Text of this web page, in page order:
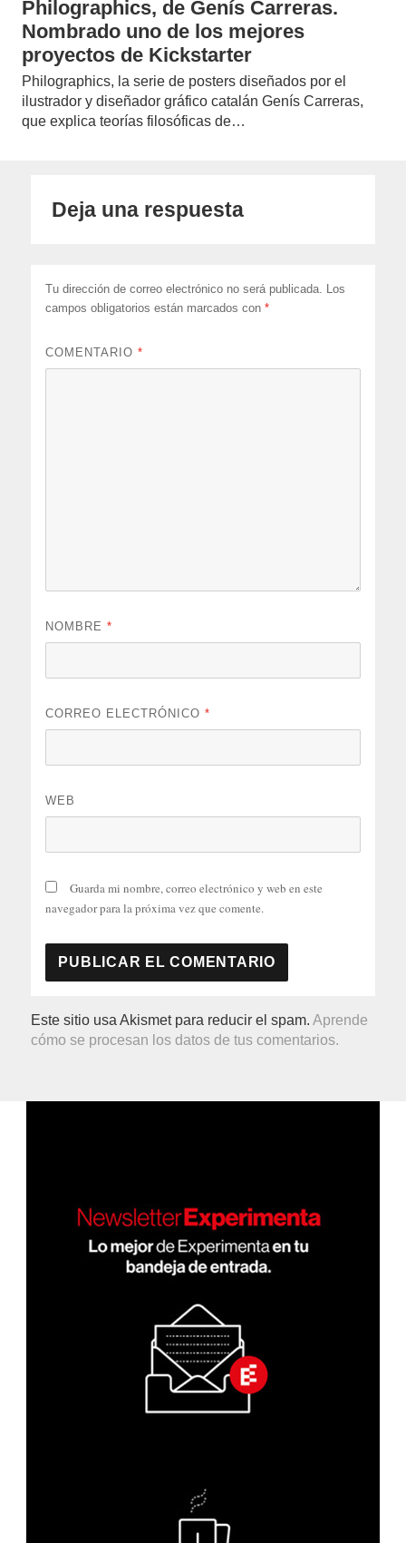
Philographics, de Genís Carreras.
Nombrado uno de los mejores
proyectos de Kickstarter
Philographics, la serie de posters diseñados por el
ilustrador y diseñador gráfico catalán Genís Carreras,
que explica teorías filosóficas de…
Deja una respuesta
Tu dirección de correo electrónico no será publicada. Los
campos obligatorios están marcados con*
COMENTARIO*
NOMBRE*
CORREO ELECTRÓNICO*
WEB
Guarda mi nombre, correo electrónico y web en este
navegador para la próxima vez que comente.
Este sitio usa Akismet para reducir el spam.Aprende
cómo se procesan los datos de tus comentarios.